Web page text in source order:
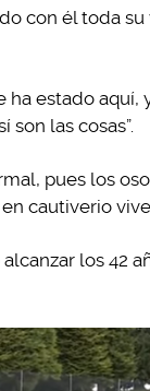
con él toda
estado
son las cosas”.
pues los
cautiverio
los 42